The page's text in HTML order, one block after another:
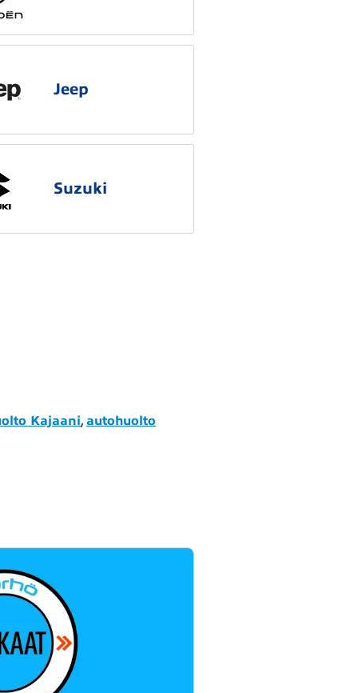
Jeep
Suzuki
Kajaani, autohuolto